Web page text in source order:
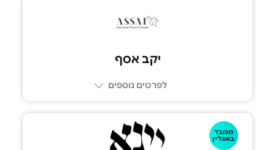
יקב אסף
לפרטים נוספים
מכובד
באונליין